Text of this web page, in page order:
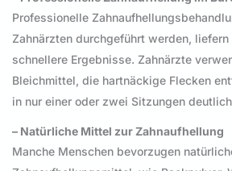
Professionelle
Zahnärzten durchgeführt werden,
schnellere Ergebnisse. Zahnärzte
Bleichmittel, die hartnäckige Flecken
in nur einer oder zwei Sitzungen
– Natürliche Mittel zur Zahnaufhellung
Manche Menschen bevorzugen